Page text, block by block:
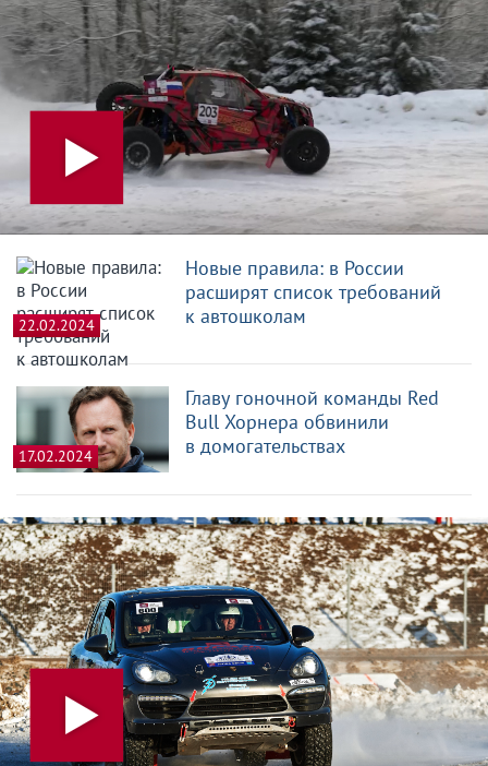
22.02.2024
Новые правила: в России
расширят список требований
к автошколам
17.02.2024
Главу гоночной команды Red
Bull Хорнера обвинили
в домогательствах